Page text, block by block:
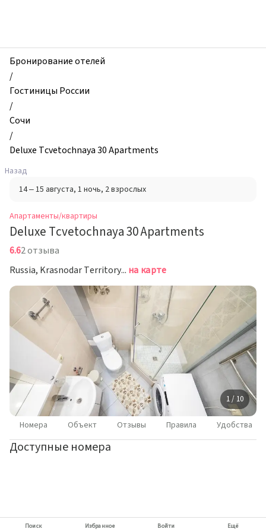
и
квартиры,
Deluxe
Tcvetochnaya
30
Apartments,
Сочи,
Россия
Бронирование отелей
/
Гостиницы России
/
Сочи
/
Deluxe Tcvetochnaya 30 Apartments
Назад
14 – 15 августа, 1 ночь, 2 взрослых
Апартаменты/квартиры
Deluxe Tcvetochnaya 30 Apartments
6.62 отзыва
Russia, Krasnodar Territory, Sochi, Adler, Tsevetochnaya Street, 30, Sochi, Сочи на карте
1 / 10
Номера Объект Отзывы Правила Удобства
Доступные номера
Поиск Избранное Войти Ещё